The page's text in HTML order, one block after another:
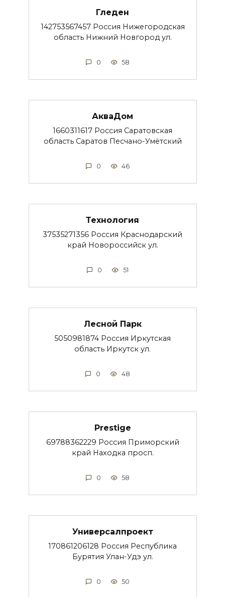
Гледен
142753567457 Россия Нижегородская
область Нижний Новгород ул.
0 58
АкваДом
1660311617 Россия Саратовская
область Саратов Песчано-Умётский
0 46
Технология
37535271356 Россия Краснодарский
край Новороссийск ул.
0 51
Лесной Парк
5050981874 Россия Иркутская
область Иркутск ул.
0 48
Prestige
69788362229 Россия Приморский
край Находка просп.
0 58
Универсалпроект
170861206128 Россия Республика
Бурятия Улан-Удэ ул.
0 50